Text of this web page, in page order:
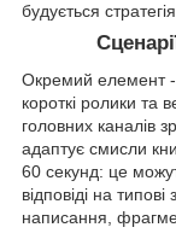
будується
Окремий елемент -
короткі ролики та
головних каналів
адаптує смисли
60 секунд: це
відповіді на
написання,